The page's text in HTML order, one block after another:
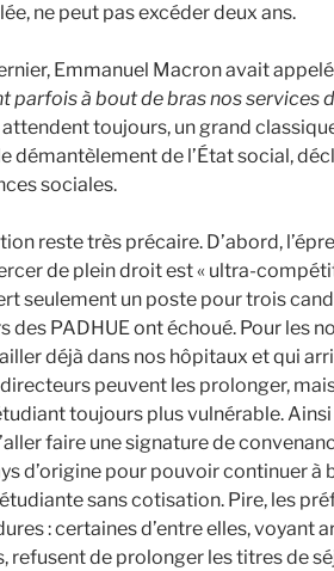
ne peut pas excéder deux ans.
Emmanuel Macron avait
parfois à bout de bras nos services
toujours, un grand
démantèlement de l’État social,
sociales.
reste très précaire. D’abord,
de plein droit est « ultra-
seulement un poste pour trois
des PADHUE ont échoué. Pour les
déjà dans nos hôpitaux et qui
peuvent les prolonger,
toujours plus vulnérable.
faire une signature de
d’origine pour pouvoir continuer à
sans cotisation. Pire, les
: certaines d’entre elles, voyant
refusent de prolonger les titres de